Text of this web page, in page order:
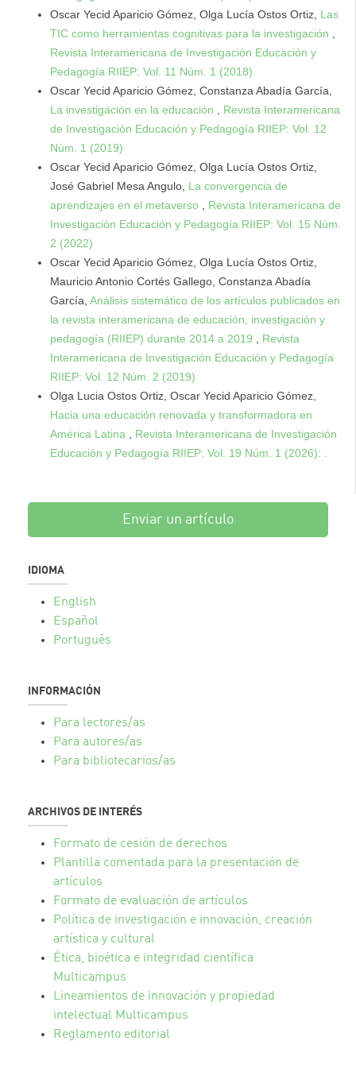
Oscar Yecid Aparicio Gómez, Olga Lucía Ostos Ortiz, Las
TIC como herramientas cognitivas para la investigación ,
Revista Interamericana de Investigación Educación y
Pedagogía RIIEP: Vol. 11 Núm. 1 (2018)
Oscar Yecid Aparicio Gómez, Constanza Abadía García,
La investigación en la educación , Revista Interamericana
de Investigación Educación y Pedagogía RIIEP: Vol. 12
Núm. 1 (2019)
Oscar Yecid Aparicio Gómez, Olga Lucía Ostos Ortiz,
José Gabriel Mesa Angulo, La convergencia de
aprendizajes en el metaverso , Revista Interamericana de
Investigación Educación y Pedagogía RIIEP: Vol. 15 Núm.
2 (2022)
Oscar Yecid Aparicio Gómez, Olga Lucía Ostos Ortiz,
Mauricio Antonio Cortés Gallego, Constanza Abadía
García, Análisis sistemático de los artículos publicados en
la revista interamericana de educación, investigación y
pedagogía (RIIEP) durante 2014 a 2019 , Revista
Interamericana de Investigación Educación y Pedagogía
RIIEP: Vol. 12 Núm. 2 (2019)
Olga Lucia Ostos Ortiz, Oscar Yecid Aparicio Gómez,
Hacia una educación renovada y transformadora en
América Latina , Revista Interamericana de Investigación
Educación y Pedagogía RIIEP: Vol. 19 Núm. 1 (2026): .
Enviar un artículo
IDIOMA
English
Español
Português
INFORMACIÓN
Para lectores/as
Para autores/as
Para bibliotecarios/as
ARCHIVOS DE INTERÉS
Formato de cesión de derechos
Plantilla comentada para la presentación de
artículos
Formato de evaluación de artículos
Política de investigación e innovación, creación
artística y cultural
Ética, bioética e integridad científica
Multicampus
Lineamientos de innovación y propiedad
intelectual Multicampus
Reglamento editorial